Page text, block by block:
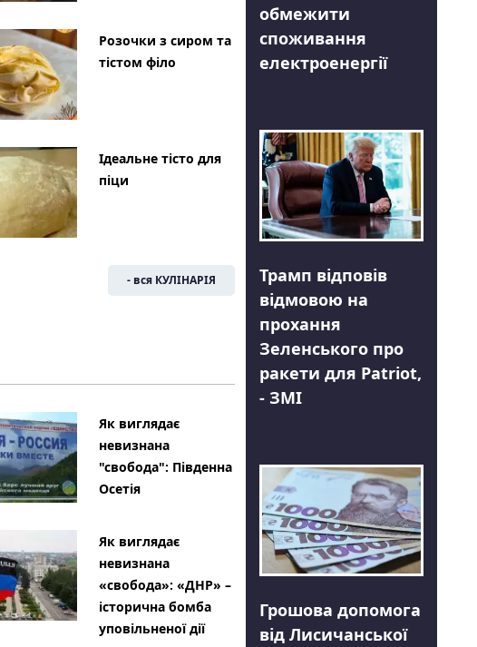
Розочки з сиром та
тістом філо
Ідеальне тісто для
піци
- вся КУЛІНАРІЯ
Як виглядає
невизнана
"свобода": Південна
Осетія
Як виглядає
невизнана
«свобода»: «ДНР» –
історична бомба
уповільненої дії
обмежити
споживання
електроенергії
Трамп відповів
відмовою на
прохання
Зеленського про
ракети для Patriot,
- ЗМІ
Грошова допомога
від Лисичанської